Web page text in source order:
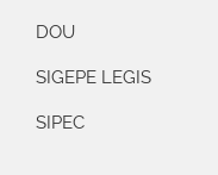
DOU
SIGEPE LEGIS
SIPEC